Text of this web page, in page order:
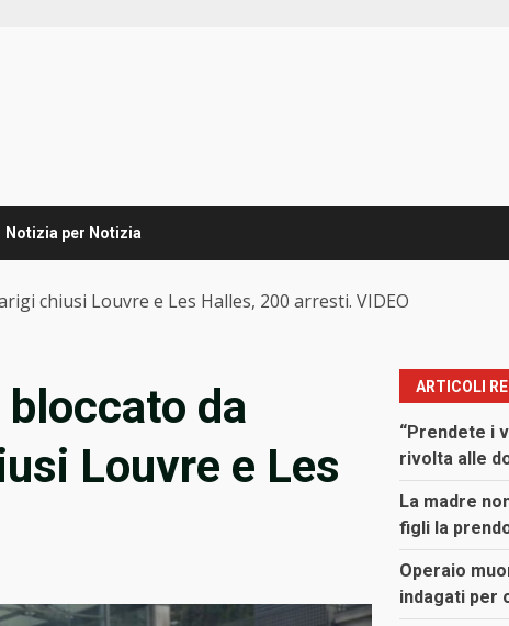
Notizia per Notizia
chiusi Louvre e Les Halles, 200 arresti. VIDEO
bloccato da
Louvre e Les
ARTICOLI
“Prendete i
rivolta alle
La madre
figli la
Operaio
indagati per